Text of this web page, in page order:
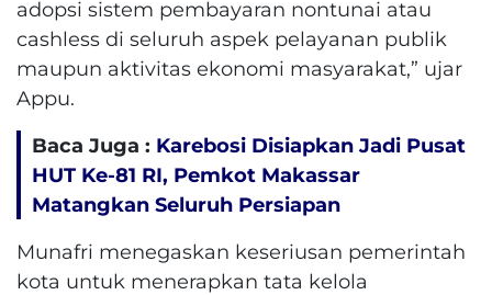
adopsi sistem pembayaran nontunai atau
cashless di seluruh aspek pelayanan publik
maupun aktivitas ekonomi masyarakat,” ujar
Appu.
Baca Juga : Karebosi Disiapkan Jadi Pusat
HUT Ke-81 RI, Pemkot Makassar
Matangkan Seluruh Persiapan
Munafri menegaskan keseriusan pemerintah
kota untuk menerapkan tata kelola